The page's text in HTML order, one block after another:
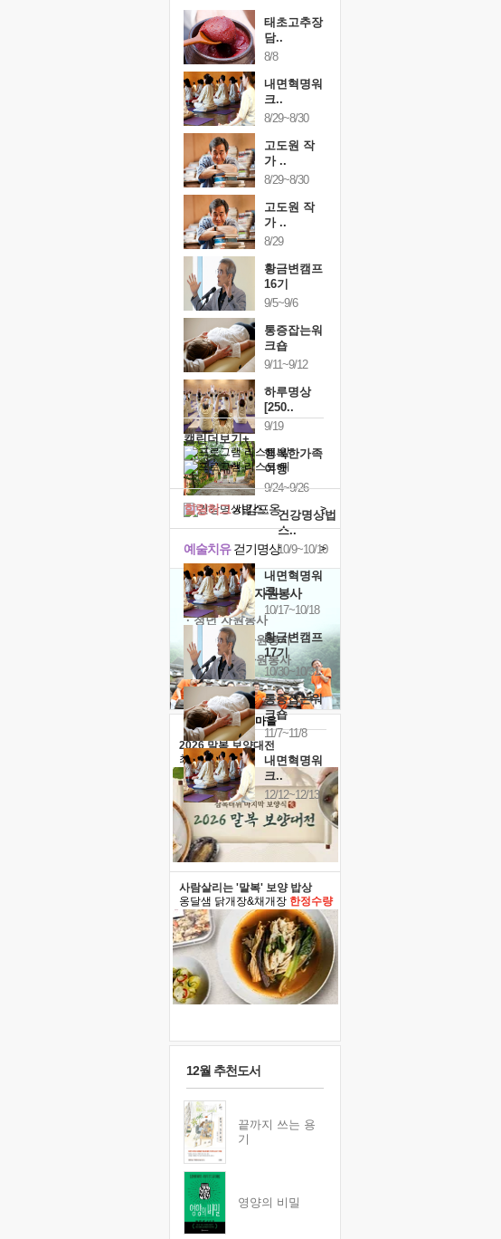
태초고추장
담..
8/8
내면혁명워
크..
8/29~8/30
고도원 작
가 ..
8/29~8/30
고도원 작
가 ..
8/29
황금변캠프
16기
9/5~9/6
통증잡는워
크숍
9/11~9/12
하루명상
[250..
9/19
행복한가족
여행
9/24~9/26
건강명상법
스..
10/9~10/10
내면혁명워
크..
10/17~10/18
황금변캠프
17기
10/30~10/31
통증잡는워
크숍
11/7~11/8
내면혁명워
크..
12/12~12/13
캘린더보기+
예술치유걷기명상 >
힐링허그사감포옹 >
'옹달샘의 꽃'자원봉사
· 청년 자원봉사
· 금빛청년 자원봉사
· 음식연구 자원봉사
2026 말복 보양대전
최대74%할인
사람살리는 '말복' 보양 밥상
옹달샘 닭개장&채개장 한정수량
12월 추천도서
끝까지 쓰는 용
기
영양의 비밀